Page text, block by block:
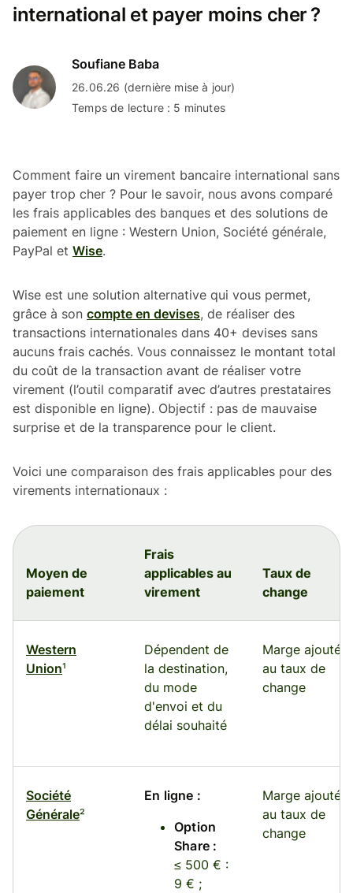
international et payer moins cher ?
Soufiane Baba
26.06.26 (dernière mise à jour)
Temps de lecture : 5 minutes
Comment faire un virement bancaire international sans
payer trop cher ? Pour le savoir, nous avons comparé
les frais applicables des banques et des solutions de
paiement en ligne : Western Union, Société générale,
PayPal et Wise.
Wise est une solution alternative qui vous permet,
grâce à son compte en devises, de réaliser des
transactions internationales dans 40+ devises sans
aucuns frais cachés. Vous connaissez le montant total
du coût de la transaction avant de réaliser votre
virement (l’outil comparatif avec d’autres prestataires
est disponible en ligne). Objectif : pas de mauvaise
surprise et de la transparence pour le client.
Voici une comparaison des frais applicables pour des
virements internationaux :
Moyen de
paiement
Frais
applicables au
virement
Taux de
change
Western
Union¹
Dépendent de
la destination,
du mode
d'envoi et du
délai souhaité
Marge ajoutée
au taux de
change
Société
Générale²
En ligne :
Option
Share :
≤ 500 € :
9 € ;
Marge ajoutée
au taux de
change